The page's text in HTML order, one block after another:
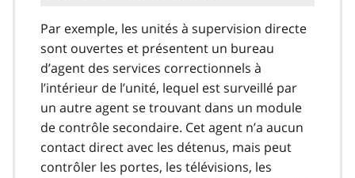
Par exemple, les unités à supervision directe
sont ouvertes et présentent un bureau
d’agent des services correctionnels à
l’intérieur de l’unité, lequel est surveillé par
un autre agent se trouvant dans un module
de contrôle secondaire. Cet agent n’a aucun
contact direct avec les détenus, mais peut
contrôler les portes, les télévisions, les